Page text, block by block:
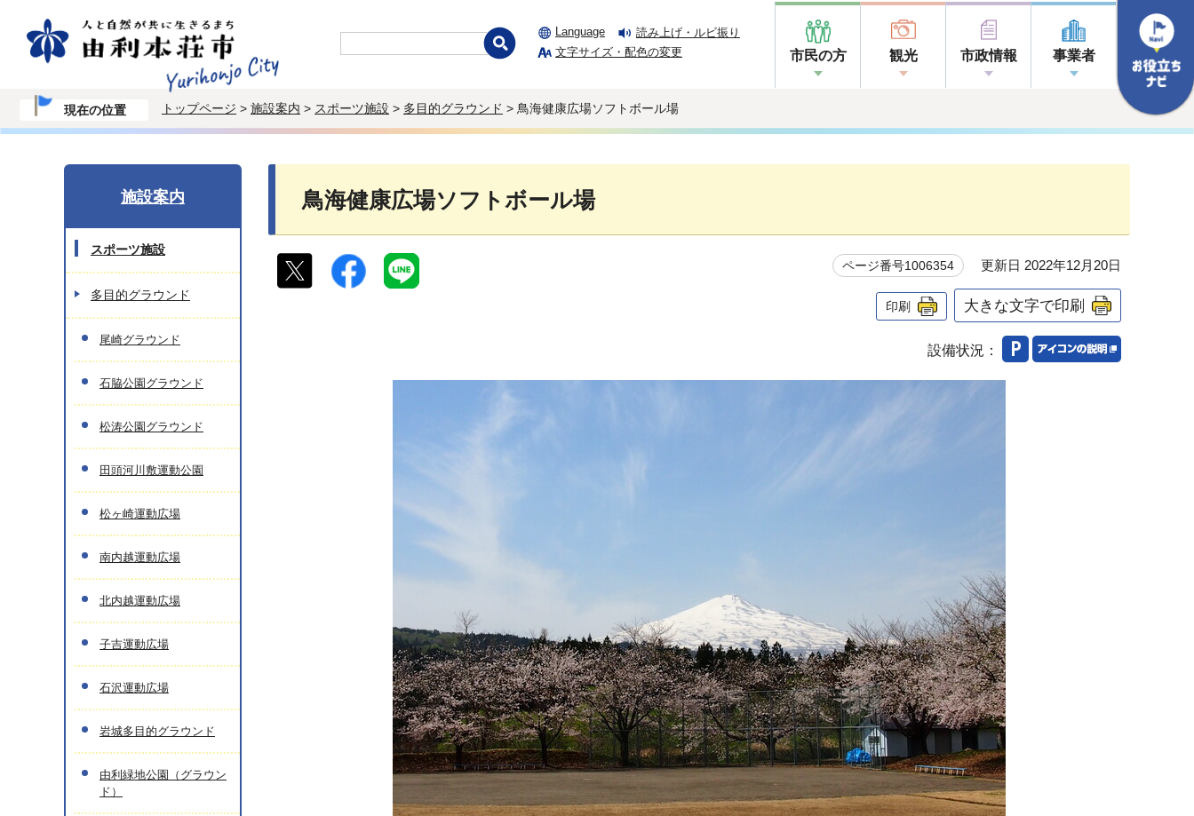
Language
読み上げ・ルビ振り
文字サイズ・配色の変更
市民の方 観光 市政情報 事業者
現在の位置 トップページ > 施設案内 > スポーツ施設 > 多目的グラウンド > 鳥海健康広場ソフトボール場
鳥海健康広場ソフトボール場
ページ番号1006354 更新日 2022年12月20日
印刷 大きな文字で印刷
設備状況：
施設案内
スポーツ施設
多目的グラウンド
尾崎グラウンド
石脇公園グラウンド
松涛公園グラウンド
田頭河川敷運動公園
松ヶ崎運動広場
南内越運動広場
北内越運動広場
子吉運動広場
石沢運動広場
岩城多目的グラウンド
由利緑地公園（グラウン
ド）